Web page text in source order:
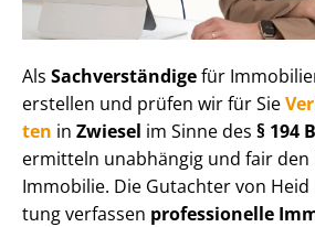
Als Sachverständigefür
erstellen und prüfen wir für Sie
ten in Zwiesel im Sinne des § 194
ermitteln unabhängig und fair
Immobilie. Die Gutachter von
tung verfassen professionelle